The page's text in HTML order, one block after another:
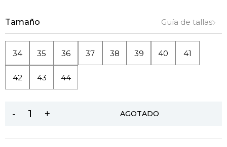
Tamaño Guía de tallas
34 35 36 37 38 39 40 41
42 43 44
- + AGOTADO